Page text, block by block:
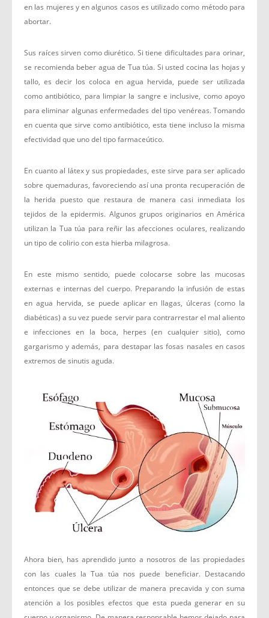
en las mujeres y en algunos casos es utilizado como método para
abortar.
Sus raíces sirven como diurético. Si tiene dificultades para orinar,
se recomienda beber agua de Tua túa. Si usted cocina las hojas y
tallo, es decir los coloca en agua hervida, puede ser utilizada
como antibiótico, para limpiar la sangre e inclusive, como apoyo
para eliminar algunas enfermedades del tipo venéreas. Tomando
en cuenta que sirve como antibiótico, esta tiene incluso la misma
efectividad que uno del tipo farmaceútico.
En cuanto al látex y sus propiedades, este sirve para ser aplicado
sobre quemaduras, favoreciendo así una pronta recuperación de
la herida puesto que restaura de manera casi inmediata los
tejidos de la epidermis. Algunos grupos originarios en América
utilizan la Tua túa para reñir las afecciones oculares, realizando
un tipo de colirio con esta hierba milagrosa.
En este mismo sentido, puede colocarse sobre las mucosas
externas e internas del cuerpo. Preparando la infusión de estas
en agua hervida, se puede aplicar en llagas, úlceras (como la
diabéticas) a su vez puede servir para contrarrestar el mal aliento
e infecciones en la boca, herpes (en cualquier sitio), como
gargarismo y además, para destapar las fosas nasales en casos
extremos de sinutis aguda.
Ahora bien, has aprendido junto a nosotros de las propiedades
con las cuales la Tua túa nos puede beneficiar. Destacando
entonces que se debe utilizar de manera precavida y con suma
atención a los posibles efectos que esta pueda generar en su